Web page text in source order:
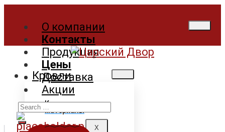
О компании
Контакты
Продукция
Цены
Доставка
Акции
X
Кровли
Кровельные
материалы
Search
for: